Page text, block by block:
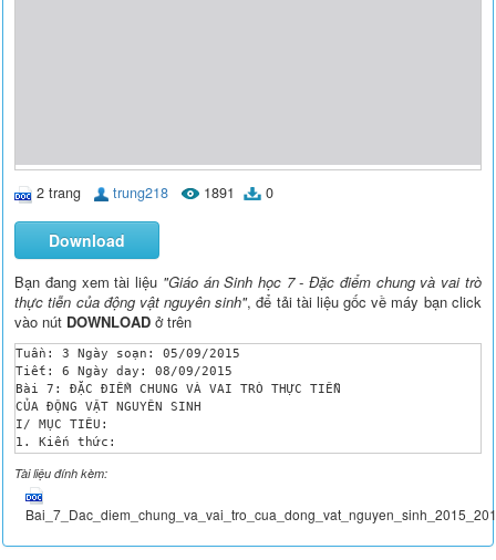
2 trang trung218 1891 0
Download
Bạn đang xem tài liệu "Giáo án Sinh học 7 - Đặc điểm chung và vai trò
thực tiễn của động vật nguyên sinh", để tải tài liệu gốc về máy bạn click
vào nút DOWNLOAD ở trên
Tuần: 3	Ngày soạn: 05/09/2015
Tiết: 6	Ngày day: 08/09/2015
Bài 7: ĐẶC ĐIỂM CHUNG VÀ VAI TRÒ THỰC TIỄN
CỦA ĐỘNG VẬT NGUYÊN SINH
I/ MỤC TIÊU:
1. Kiến thức:
- Trình bày tính đa dạng về hình thái, cấu tạo, hoạt động và
- Nêu được vai trò của động vật nguyên sinh với đời sống con
2. Kĩ năng: - Rèn kĩ năng quan sát thu thập kiến thức. Kĩ năng
3. Thái độ: - Giáo dục ý thức học tập, giữ vệ sinh môi trường
1. Chuẩn bị của giáo viên: - Tư liệu về trùng gây bệnh ở
Tài liệu đính kèm: